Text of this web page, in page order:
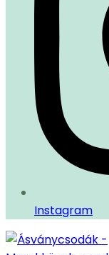
Instagram